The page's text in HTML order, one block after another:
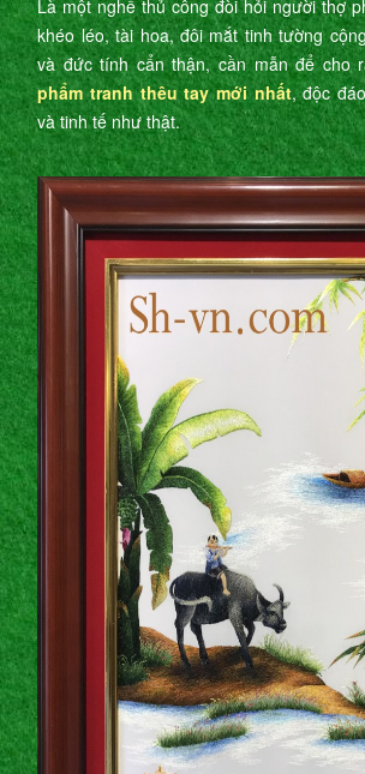
Là một nghề thủ công đòi hỏi người thợ
khéo léo, tài hoa, đôi mắt tinh tường
và đức tính cẩn thận, cần mẫn để cho
phẩm tranh thêu tay mới nhất, độc
và tinh tế như thật.